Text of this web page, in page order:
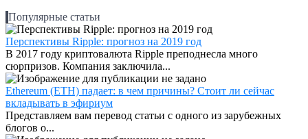
Популярные статьи
Перспективы Ripple: прогноз на 2019 год
В 2017 году криптовалюта Ripple преподнесла много
сюрпризов. Компания заключила...
Ethereum (ETH) падает: в чем причины? Стоит ли сейчас
вкладывать в эфириум
Представляем вам перевод статьи с одного из зарубежных
блогов о...